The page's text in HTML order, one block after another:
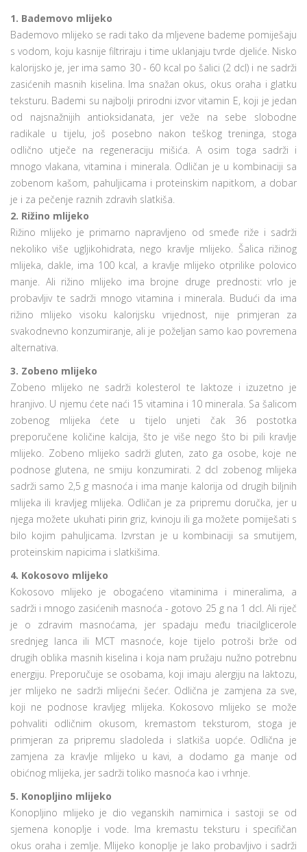
1. Bademovo mlijeko
Bademovo mlijeko se radi tako da mljevene bademe pomiješaju
s vodom, koju kasnije filtriraju i time uklanjaju tvrde djeliće. Nisko
kalorijsko je, jer ima samo 30 - 60 kcal po šalici (2 dcl) i ne sadrži
zasićenih masnih kiselina. Ima snažan okus, okus oraha i glatku
teksturu. Bademi su najbolji prirodni izvor vitamin E, koji je jedan
od najsnažnijih antioksidanata, jer veže na sebe slobodne
radikale u tijelu, još posebno nakon teškog treninga, stoga
odlično utječe na regeneraciju mišića. A osim toga sadrži i
mnogo vlakana, vitamina i minerala. Odličan je u kombinaciji sa
zobenom kašom, pahuljicama i proteinskim napitkom, a dobar
je i za pečenje raznih zdravih slatkiša.
2. Rižino mlijeko
Rižino mlijeko je primarno napravljeno od smeđe riže i sadrži
nekoliko više ugljikohidrata, nego kravlje mlijeko. Šalica rižinog
mlijeka, dakle, ima 100 kcal, a kravlje mlijeko otprilike polovico
manje. Ali rižino mlijeko ima brojne druge prednosti: vrlo je
probavljiv te sadrži mnogo vitamina i minerala. Budući da ima
rižino mlijeko visoku kalorijsku vrijednost, nije primjeran za
svakodnevno konzumiranje, ali je poželjan samo kao povremena
alternativa.
3. Zobeno mlijeko
Zobeno mlijeko ne sadrži kolesterol te laktoze i izuzetno je
hranjivo. U njemu ćete naći 15 vitamina i 10 minerala. Sa šalicom
zobenog mlijeka ćete u tijelo unjeti čak 36 postotka
preporučene količine kalcija, što je više nego što bi pili kravlje
mlijeko. Zobeno mlijeko sadrži gluten, zato ga osobe, koje ne
podnose glutena, ne smiju konzumirati. 2 dcl zobenog mlijeka
sadrži samo 2,5 g masnoća i ima manje kalorija od drugih biljnih
mlijeka ili kravljeg mlijeka. Odličan je za pripremu doručka, jer u
njega možete ukuhati pirin griz, kvinoju ili ga možete pomiješati s
bilo kojim pahuljicama. Izvrstan je u kombinaciji sa smutijem,
proteinskim napicima i slatkišima.
4. Kokosovo mlijeko
Kokosovo mlijeko je obogaćeno vitaminima i mineralima, a
sadrži i mnogo zasićenih masnoća - gotovo 25 g na 1 dcl. Ali riječ
je o zdravim masnoćama, jer spadaju među triacilglicerole
srednjeg lanca ili MCT masnoće, koje tijelo potroši brže od
drugih oblika masnih kiselina i koja nam pružaju nužno potrebnu
energiju. Preporučuje se osobama, koji imaju alergiju na laktozu,
jer mlijeko ne sadrži mlijećni šećer. Odlična je zamjena za sve,
koji ne podnose kravljeg mlijeka. Kokosovo mlijeko se može
pohvaliti odličnim okusom, kremastom teksturom, stoga je
primjeran za pripremu sladoleda i slatkiša uopće. Odlična je
zamjena za kravlje mlijeko u kavi, a dodamo ga manje od
obićnog mlijeka, jer sadrži toliko masnoća kao i vrhnje.
5. Konopljino mlijeko
Konopljino mlijeko je dio veganskih namirnica i sastoji se od
sjemena konoplje i vode. Ima kremastu teksturu i specifičan
okus oraha i zemlje. Mlijeko konoplje je lako probavljivo i sadrži